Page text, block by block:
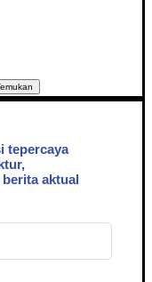
tepercaya
aktual